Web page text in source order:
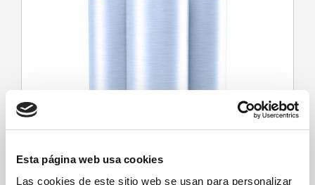
Esta página web usa cookies
Las cookies de este sitio web se usan para personalizar